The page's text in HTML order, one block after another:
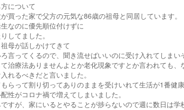
について
買った家で父方の元気な86歳の祖母と同居しています。
なのに優先順位付けずに
してました。
母が話しかけてきて
言ってくるので、聞き流せばいいのに受け入れてしま
治療法ありませんよとか老化現象ですとか言われても
れるべきだと言いました。
らって割り切ってありのままを受けいれて生活が1番健
性がコロナ禍で増えてしまいました。
すが、家にいるとやることが捗らないので週に数日は学